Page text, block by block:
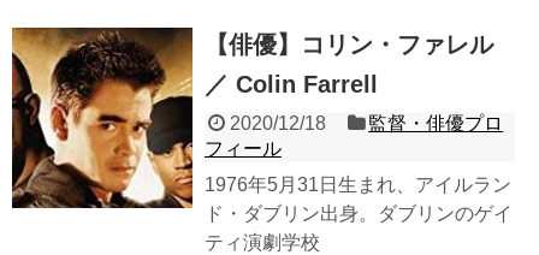
【俳優】コリン・ファレル
／ Colin Farrell
2020/12/18
監督・俳優プロ
フィール
1976年5月31日生まれ、アイルラン
ド・ダブリン出身。ダブリンのゲイ
ティ演劇学校